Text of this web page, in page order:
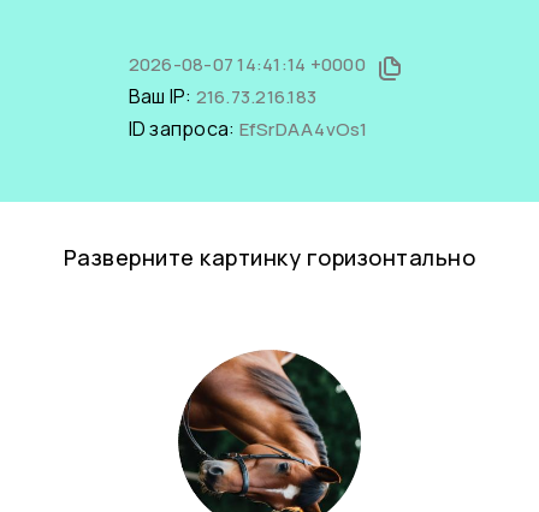
2026-08-07 14:41:14 +0000
Ваш IP: 216.73.216.183
ID запроса: EfSrDAA4vOs1
Разверните картинку горизонтально